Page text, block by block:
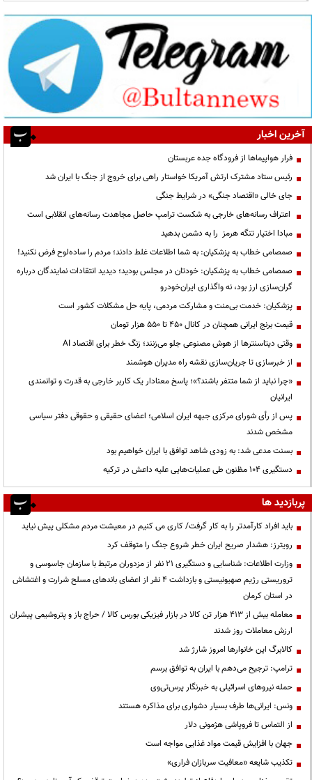
آخرین اخبار
فرار هواپیماها از فرودگاه جده عربستان
رئیس ستاد مشترک ارتش آمریکا خواستار راهی برای خروج از جنگ با ایران شد
جای خالی «اقتصاد جنگی» در شرایط جنگی
اعتراف رسانه‌های خارجی به شکست ترامپ حاصل مجاهدت رسانه‌های انقلابی است
مبادا اختیار تنگه هرمز را به دشمن بدهید
صمصامی خطاب به پزشکیان: به شما اطلاعات غلط دادند؛ مردم را ساده‌لوح فرض نکنید!
صمصامی خطاب به پزشکیان: خودتان در مجلس بودید؛ دیدید انتقادات نمایندگان درباره
گران‌سازی ارز بود، نه واگذاری ایران‌خودرو
پزشکیان: خدمت بی‌منت و مشارکت مردمی، پایه حل مشکلات کشور است
قیمت‌ برنج ایرانی همچنان در کانال ۴۵۰ تا ۵۵۰ هزار تومان
وقتی دیتاسنترها از هوش مصنوعی جلو می‌زنند؛ زنگ خطر برای اقتصاد AI
از خبرسازی تا جریان‌سازی نقشه راه مدیران هوشمند
«چرا نباید از شما متنفر باشند؟»؛ پاسخ معنادار یک کاربر خارجی به قدرت و توانمندی
ایرانیان
پس از رأی شورای مرکزی جبهه ایران اسلامی؛ اعضای حقیقی و حقوقی دفتر سیاسی
مشخص شدند
بسنت مدعی شد: به زودی شاهد توافق با ایران خواهیم بود
دستگیری ۱۰۴ مظنون طی عملیات‌هایی علیه داعش در ترکیه
پربازدید ها
باید افراد کارآمدتر را به کار گرفت/ کاری می کنیم در معیشت مردم مشکلی پیش نیاید
رویترز: هشدار صریح ایران خطر شروع جنگ را متوقف کرد
وزارت اطلاعات: شناسایی و دستگیری ۲۱ نفر از مزدوران مرتبط با سازمان جاسوسی و
تروریستی رژیم صهیونیستی و بازداشت ۴ نفر از اعضای باندهای مسلح شرارت و اغتشاش
در استان کرمان
معامله بیش از ۴۱۳ هزار تن کالا در بازار فیزیکی بورس کالا / حراج باز و پتروشیمی پیشران
ارزش معاملات روز شدند
کالابرگ این خانوارها امروز شارژ شد
ترامپ: ترجیح می‌دهم با ایران به توافق برسم
حمله نیروهای اسرائیلی به خبرنگار پرس‌تی‌وی
ونس: ایرانی‌ها طرف بسیار دشواری برای مذاکره هستند
از التماس تا فروپاشی هژمونی دلار
جهان با افزایش قیمت مواد غذایی مواجه است
تکذیب شایعه «معافیت سربازان فراری»